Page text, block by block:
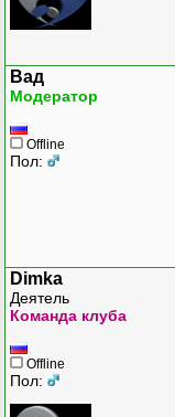
Вад
Модератор
Offline
Пол:
Dimka
Деятель
Команда клуба
Offline
Пол: